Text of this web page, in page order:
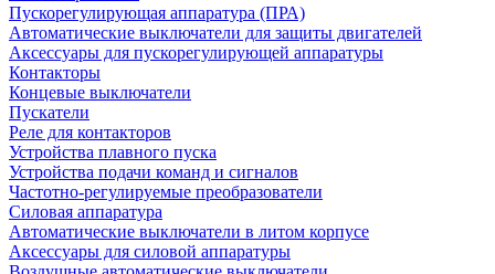
Пускорегулирующая аппаратура (ПРА)
Автоматические выключатели для защиты двигателей
Аксессуары для пускорегулирующей аппаратуры
Контакторы
Концевые выключатели
Пускатели
Реле для контакторов
Устройства плавного пуска
Устройства подачи команд и сигналов
Частотно-регулируемые преобразователи
Силовая аппаратура
Автоматические выключатели в литом корпусе
Аксессуары для силовой аппаратуры